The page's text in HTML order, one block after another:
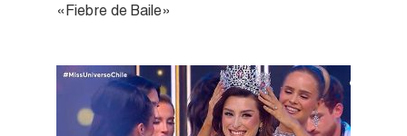
«Fiebre de Baile»